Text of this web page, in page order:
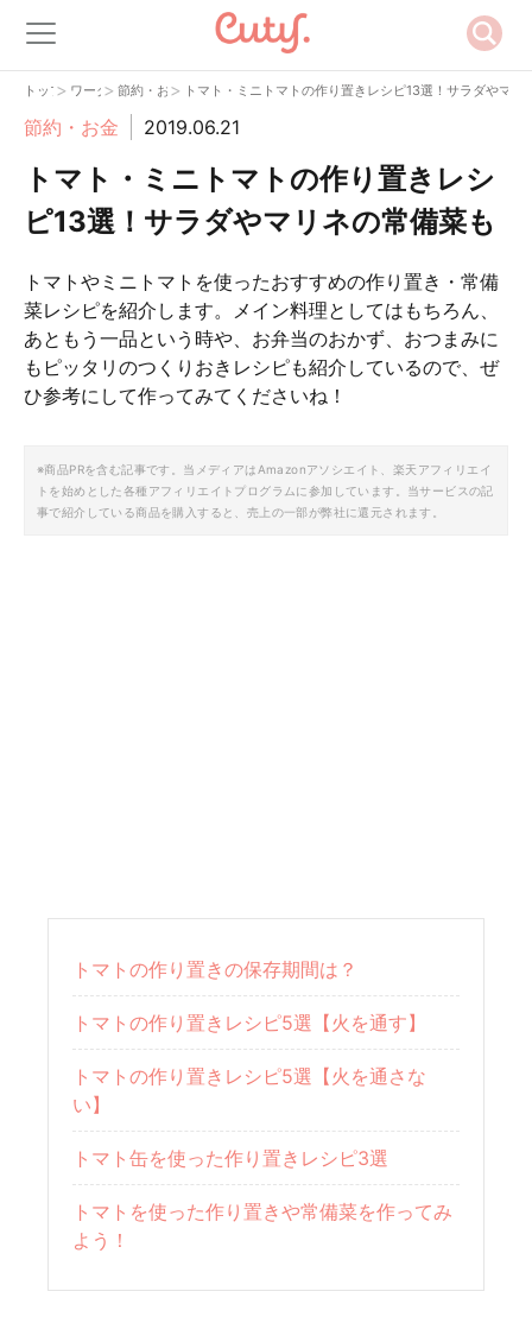
トップ> ワーク> 節約・お金
> トマト・ミニトマトの作り置きレシピ13選！サラダやマリ
節約・お金 2019.06.21
トマト・ミニトマトの作り置きレシ
ピ13選！サラダやマリネの常備菜も
トマトやミニトマトを使ったおすすめの作り置き・常備
菜レシピを紹介します。メイン料理としてはもちろん、
あともう一品という時や、お弁当のおかず、おつまみに
もピッタリのつくりおきレシピも紹介しているので、ぜ
ひ参考にして作ってみてくださいね！
※商品PRを含む記事です。当メディアはAmazonアソシエイト、楽天アフィリエイ
トを始めとした各種アフィリエイトプログラムに参加しています。当サービスの記
事で紹介している商品を購入すると、売上の一部が弊社に還元されます。
トマトの作り置きの保存期間は？
トマトの作り置きレシピ5選【火を通す】
トマトの作り置きレシピ5選【火を通さな
い】
トマト缶を使った作り置きレシピ3選
トマトを使った作り置きや常備菜を作ってみ
よう！